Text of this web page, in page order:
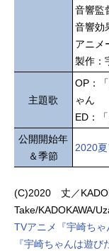
音響監
音響効
アニメ
製作：
主題歌
OP：
ゃん
ED：
公開開始年
＆季節
2020夏
(C)2020 丈／
Take/KADOKAWA/
TVアニメ『宇崎ち
『宇崎ちゃんは遊